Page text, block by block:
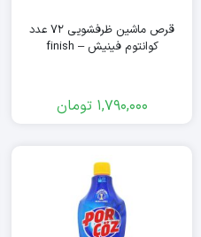
قرص ماشین ظرفشویی ۷۲ عدد
کوانتوم فینیش – finish
1,790,000 تومان